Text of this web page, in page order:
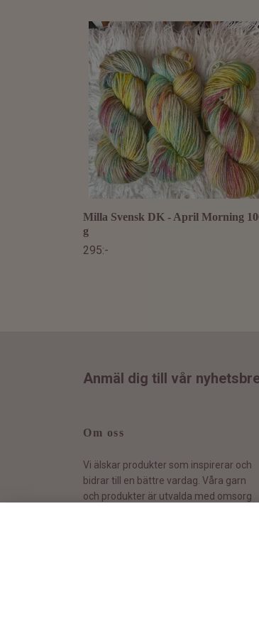
Milla Svensk DK - April Morning
g
295:-
Anmäl dig till vår
Om oss
Vi älskar produkter som inspirerar och
bidrar till en bättre vardag. Våra garn
och produkter är utvalda med omsorg